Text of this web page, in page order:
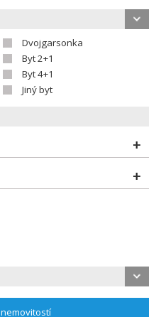
Dvojgarsonka
Byt 2+1
Byt 4+1
Jiný byt
nemovitostí